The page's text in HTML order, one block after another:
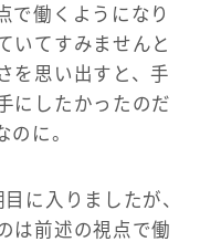
で働くようになり
いてすみませんと
を思い出すと、手
にしたかったのだ
のに。
に入りましたが、
は前述の視点で働